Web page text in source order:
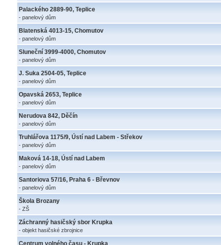
Palackého 2889-90, Teplice
- panelový dům
Blatenská 4013-15, Chomutov
- panelový dům
Sluneční 3999-4000, Chomutov
- panelový dům
J. Suka 2504-05, Teplice
- panelový dům
Opavská 2653, Teplice
- panelový dům
Nerudova 842, Děčín
- panelový dům
Truhlářova 1175/9, Ústí nad Labem - Střekov
- panelový dům
Maková 14-18, Ústí nad Labem
- panelový dům
Santoriova 57/16, Praha 6 - Břevnov
- panelový dům
Škola Brozany
- ZŠ
Záchranný hasičský sbor Krupka
- objekt hasičské zbrojnice
Centrum volného času - Krupka